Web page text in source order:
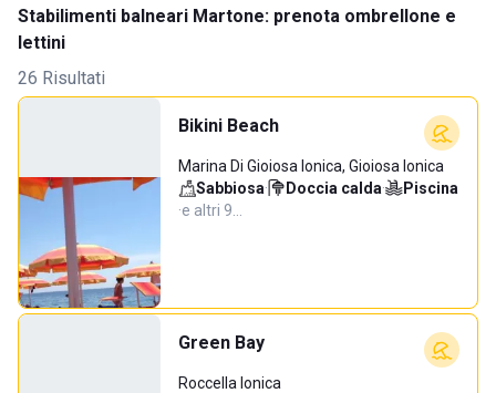
Stabilimenti balneari Martone: prenota ombrellone e
lettini
26 Risultati
Bikini Beach
Marina Di Gioiosa Ionica, Gioiosa Ionica
Sabbiosa· Doccia calda·
Piscina
·e altri 9…
Green Bay
Roccella Ionica